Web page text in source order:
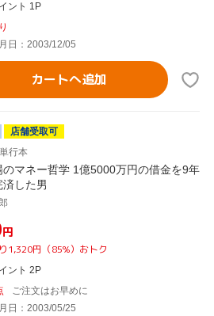
ント 1P
日：2003/12/05
カートへ追加
店舗受取可
単行本
のマネー哲学 1億5000万円の借金を9年
済した男
円
1,320円（85%）おトク
ント 2P
ご注文はお早めに
日：2003/05/25